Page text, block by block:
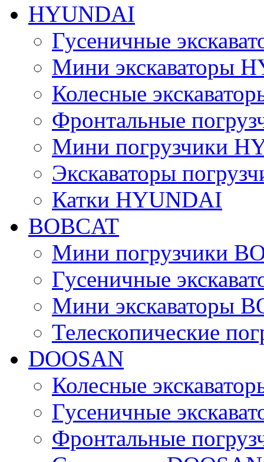
HYUNDAI
Гусеничные
Мини экскаваторы
Колесные
Фронтальные
Мини погрузчики
Экскаваторы
Катки HYUNDAI
BOBCAT
Мини погрузчики
Гусеничные
Мини экскаваторы
Телескопические
DOOSAN
Колесные
Гусеничные
Фронтальные